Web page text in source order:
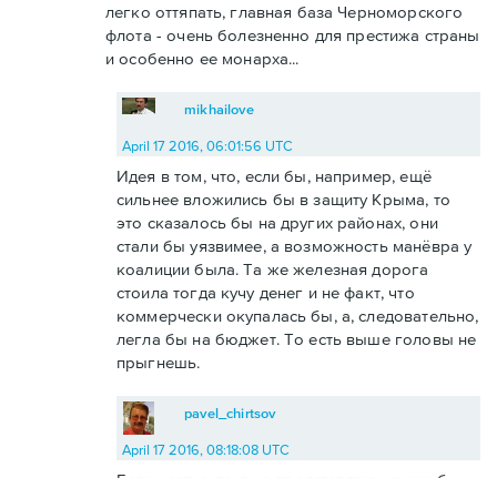
легко оттяпать, главная база Черноморского
флота - очень болезненно для престижа страны
и особенно ее монарха...
mikhailove
April 17 2016, 06:01:56 UTC
Идея в том, что, если бы, например, ещё
сильнее вложились бы в защиту Крыма, то
это сказалось бы на других районах, они
стали бы уязвимее, а возможность манёвра у
коалиции была. Та же железная дорога
стоила тогда кучу денег и не факт, что
коммерчески окупалась бы, а, следовательно,
легла бы на бюджет. То есть выше головы не
прыгнешь.
pavel_chirtsov
April 17 2016, 08:18:08 UTC